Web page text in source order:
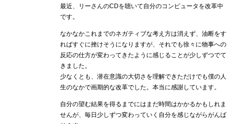
最近、リーさんのCDを聴いて自分のコンピュータを改革中
です。
なかなかこれまでのネガティブな考え方は消えず、油断をす
ればすぐに挫けそうになりますが、それでも徐々に物事への
反応の仕方が変わってきたように感じることが少しずつでて
きました。
少なくとも、潜在意識の大切さを理解できただけでも僕の人
生のなかで画期的な改革でした。本当に感謝しています。
自分の望む結果を得るまでにはまだ時間はかかるかもしれま
せんが、毎日少しずつ変わっていく自分を感じながらがんば